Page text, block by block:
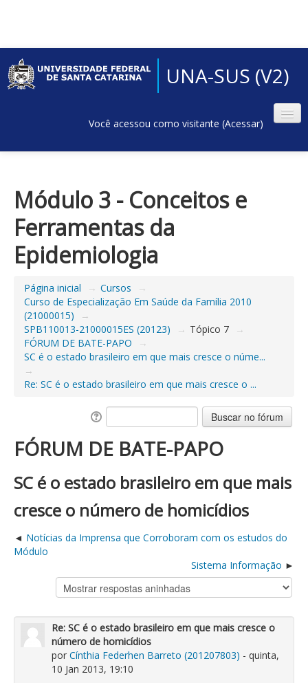
UNA-SUS (V2)
Você acessou como visitante (Acessar)
Módulo 3 - Conceitos e
Ferramentas da
Epidemiologia
Página inicial → Cursos
→
Curso de Especialização Em Saúde da Família 2010
(21000015)
→
SPB110013-21000015ES (20123)
→ Tópico 7
→
FÓRUM DE BATE-PAPO
→
SC é o estado brasileiro em que mais cresce o núme...
→
Re: SC é o estado brasileiro em que mais cresce o ...
FÓRUM DE BATE-PAPO
SC é o estado brasileiro em que mais
cresce o número de homicídios
Notícias da Imprensa que Corroboram com os estudos do
Módulo
Sistema Informação
Re: SC é o estado brasileiro em que mais cresce o
número de homicídios
por Cínthia Federhen Barreto (201207803) - quinta,
10 Jan 2013, 19:10